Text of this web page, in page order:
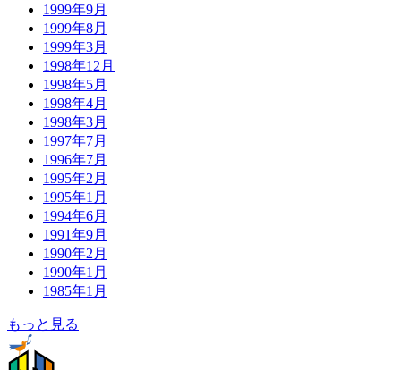
1999年9月
1999年8月
1999年3月
1998年12月
1998年5月
1998年4月
1998年3月
1997年7月
1996年7月
1995年2月
1995年1月
1994年6月
1991年9月
1990年2月
1990年1月
1985年1月
もっと見る